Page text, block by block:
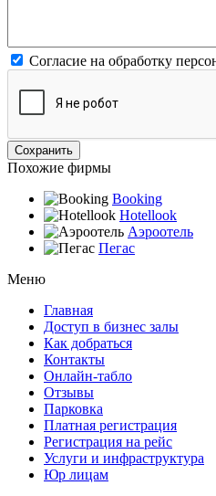
Согласие на обработку
Похожие фирмы
Booking
Hotellook
Аэроотель
Пегас
Меню
Главная
Доступ в бизнес залы
Как добраться
Контакты
Онлайн-табло
Отзывы
Парковка
Платная регистрация
Регистрация на рейс
Услуги и инфраструктура
Юр лицам